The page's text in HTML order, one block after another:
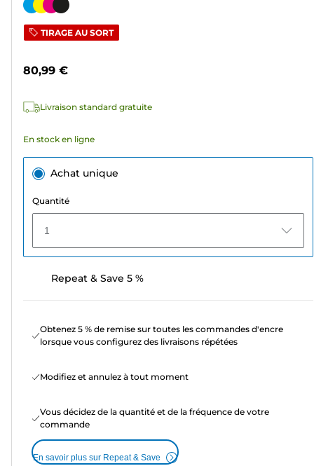
sur
étoiles.
avis
Cartouche
TIRAGE AU SORT
80,99 €
Livraison standard gratuite
En stock en ligne
Achat unique
Quantité
1
Repeat & Save 5 %
Obtenez 5 % de remise sur toutes les commandes d'encre
lorsque vous configurez des livraisons répétées
Modifiez et annulez à tout moment
Vous décidez de la quantité et de la fréquence de votre
commande
En savoir plus sur Repeat & Save